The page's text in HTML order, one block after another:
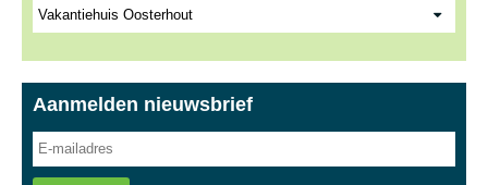
Aanmelden nieuwsbrief